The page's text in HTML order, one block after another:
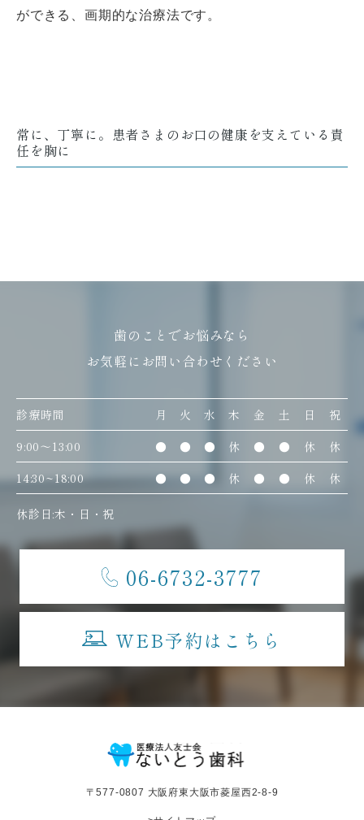
ができる、画期的な治療法です。
常に、丁寧に。患者さまのお口の健康を支えている責
任を胸に
歯のことでお悩みなら
お気軽にお問い合わせください
診療時間 月 火 水 木 金 土 日
祝
9:00〜13:00
● ● ● 休 ● ● 休
休
14:30~18:00
● ● ● 休 ● ● 休 休
休診日:木・日・祝
06-6732-3777
WEB予約はこちら
〒577-0807 大阪府東大阪市菱屋西2-8-9